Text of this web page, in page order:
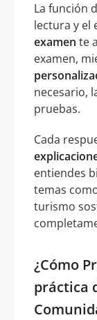
La función
lectura y el
examen te
examen,
necesario,
pruebas.
Cada
entiendes
temas
turismo
¿Cómo
práctica